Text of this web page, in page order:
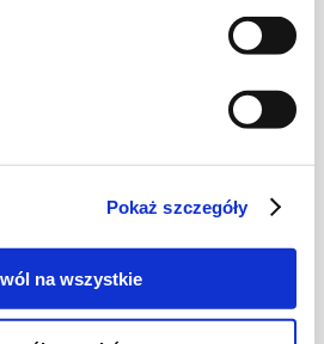
Pokaż szczegóły
na wszystkie
meksykańsku